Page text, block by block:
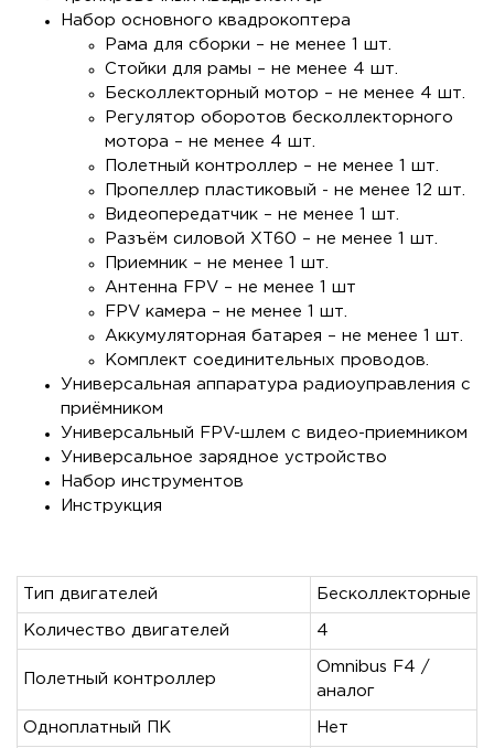
Набор основного квадрокоптера
Рама для сборки – не менее 1 шт.
Стойки для рамы – не менее 4 шт.
Бесколлекторный мотор – не менее 4 шт.
Регулятор оборотов бесколлекторного
мотора – не менее 4 шт.
Полетный контроллер – не менее 1 шт.
Пропеллер пластиковый - не менее 12 шт.
Видеопередатчик – не менее 1 шт.
Разъём силовой XT60 – не менее 1 шт.
Приемник – не менее 1 шт.
Антенна FPV – не менее 1 шт
FPV камера – не менее 1 шт.
Аккумуляторная батарея – не менее 1 шт.
Комплект соединительных проводов.
Универсальная аппаратура радиоуправления с
приёмником
Универсальный FPV-шлем с видео-приемником
Универсальное зарядное устройство
Набор инструментов
Инструкция
Тип двигателей Бесколлекторные
Количество двигателей 4
Полетный контроллер
Omnibus F4 /
аналог
Одноплатный ПК Нет